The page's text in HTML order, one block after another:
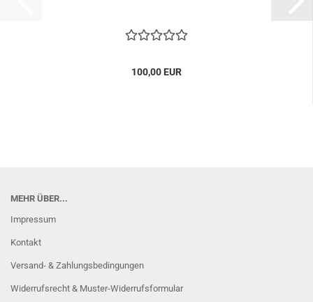
100,00 EUR
MEHR ÜBER...
Impressum
Kontakt
Versand- & Zahlungsbedingungen
Widerrufsrecht & Muster-Widerrufsformular